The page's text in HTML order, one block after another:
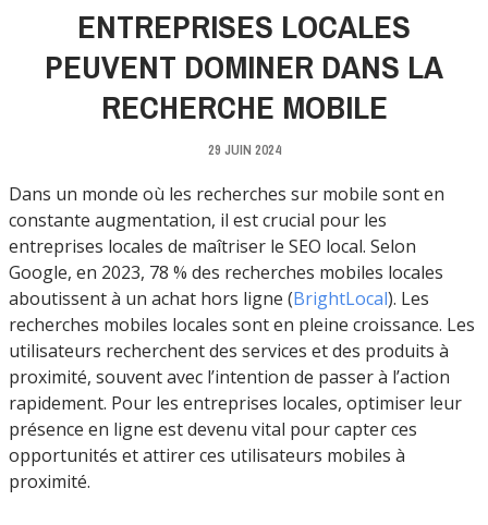
ENTREPRISES LOCALES
PEUVENT DOMINER DANS LA
RECHERCHE MOBILE
29 JUIN 2024
Dans un monde où les recherches sur mobile sont en
constante augmentation, il est crucial pour les
entreprises locales de maîtriser le SEO local. Selon
Google, en 2023, 78 % des recherches mobiles locales
aboutissent à un achat hors ligne (BrightLocal). Les
recherches mobiles locales sont en pleine croissance. Les
utilisateurs recherchent des services et des produits à
proximité, souvent avec l’intention de passer à l’action
rapidement. Pour les entreprises locales, optimiser leur
présence en ligne est devenu vital pour capter ces
opportunités et attirer ces utilisateurs mobiles à
proximité.